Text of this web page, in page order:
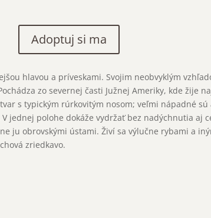
Adoptuj si ma
hlavou a príveskami. Svojim neobvyklým
zo severnej časti Južnej Ameriky, kde žije
s typickým rúrkovitým nosom; veľmi nápadné
jednej polohe dokáže vydržať bez nadýchnutia aj
ju obrovskými ústami. Živí sa výlučne rybami a
zriedkavo.